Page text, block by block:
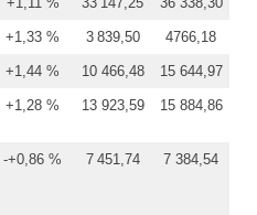
+1,33 % 3 839,50 4766,18
+1,44 % 10 466,48 15 644,97
+1,28 % 13 923,59 15 884,86
-+0,86 % 7 451,74 7 384,54